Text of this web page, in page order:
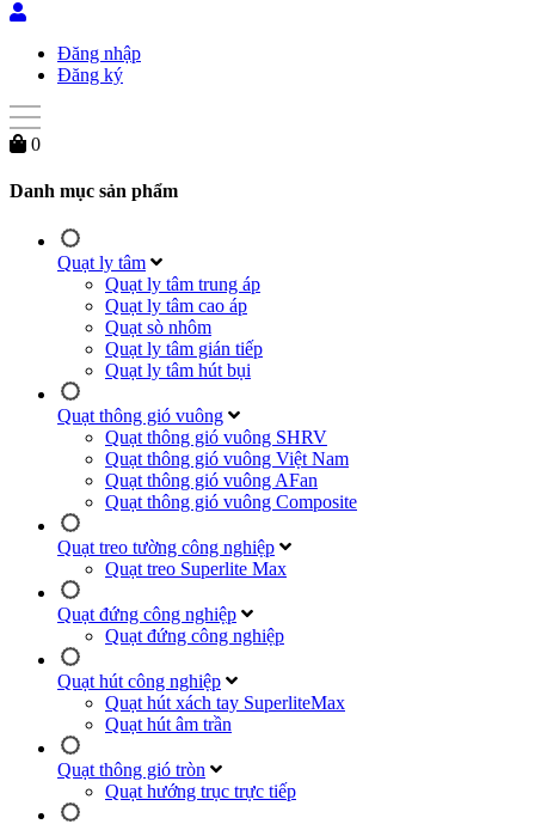
Đăng nhập
Đăng ký
0
Danh mục sản phẩm
Quạt ly tâm
Quạt ly tâm trung áp
Quạt ly tâm cao áp
Quạt sò nhôm
Quạt ly tâm gián tiếp
Quạt ly tâm hút bụi
Quạt thông gió vuông
Quạt thông gió vuông SHRV
Quạt thông gió vuông Việt Nam
Quạt thông gió vuông AFan
Quạt thông gió vuông Composite
Quạt treo tường công nghiệp
Quạt treo Superlite Max
Quạt đứng công nghiệp
Quạt đứng công nghiệp
Quạt hút công nghiệp
Quạt hút xách tay SuperliteMax
Quạt hút âm trần
Quạt thông gió tròn
Quạt hướng trục trực tiếp